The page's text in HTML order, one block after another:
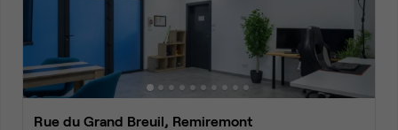
Rue du Grand Breuil, Remiremont